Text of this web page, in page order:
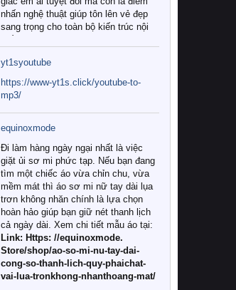
nhấn nghệ thuật giúp tôn lên vẻ đẹp
sang trọng cho toàn bộ kiến trúc nội
Tuy nhiên, giữa thị trường đa dạng
với vô vàn thương hiệu và mẫu mã
như hiện nay, làm thế nào để chọn
được những bộ chăn ga gối đệm cao
cấp thực sự chất lượng, phù hợp với
khí hậu và nhu cầu sử dụng của gia
đình? Hãy cùng chúng tôi đi tìm lời
giải đáp chi tiết qua bài viết dưới đây.
1. Tại sao các gia đình hiện đại lại ưa
chuộng chăn ga gối đệm cao cấp?
Khác với các dòng sản phẩm thông
thường, những bộ chăn ga gối đệm
cao cấp trải qua quy trình sản xuất
nghiêm ngặt từ khâu chọn lọc nguyên
liệu tự nhiên đến công nghệ dệt
nhuộm hiện đại không chứa hóa chất
yt1syoutube
https://www-yt1s.click/youtube-to-
mp3/
equinoxmode
Đi làm hàng ngày ngại nhất là việc
giặt ủi sơ mi phức tạp. Nếu bạn đang
tìm một chiếc áo vừa chỉn chu, vừa
mềm mát thì áo sơ mi nữ tay dài lụa
trơn không nhăn chính là lựa chọn
hoàn hảo giúp bạn giữ nét thanh lịch
cả ngày dài. Xem chi tiết mẫu áo tại:
Link: Https: //equinoxmode.
Store/shop/ao-so-mi-nu-tay-dai-
cong-so-thanh-lich-quy-phaichat-
vai-lua-tronkhong-nhanthoang-mat/